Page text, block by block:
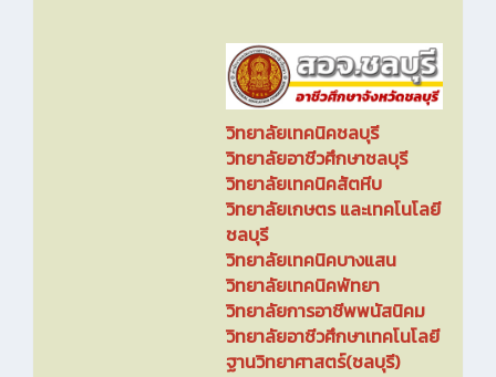
วิทยาลัยเทคนิคชลบุรี
วิทยาลัยอาชีวศึกษาชลบุรี
วิทยาลัยเทคนิคสัตหีบ
วิทยาลัยเกษตร และเทคโนโลยี
ชลบุรี
วิทยาลัยเทคนิคบางแสน
วิทยาลัยเทคนิคพัทยา
วิทยาลัยการอาชีพพนัสนิคม
วิทยาลัยอาชีวศึกษาเทคโนโลยี
ฐานวิทยาศาสตร์(ชลบุรี)